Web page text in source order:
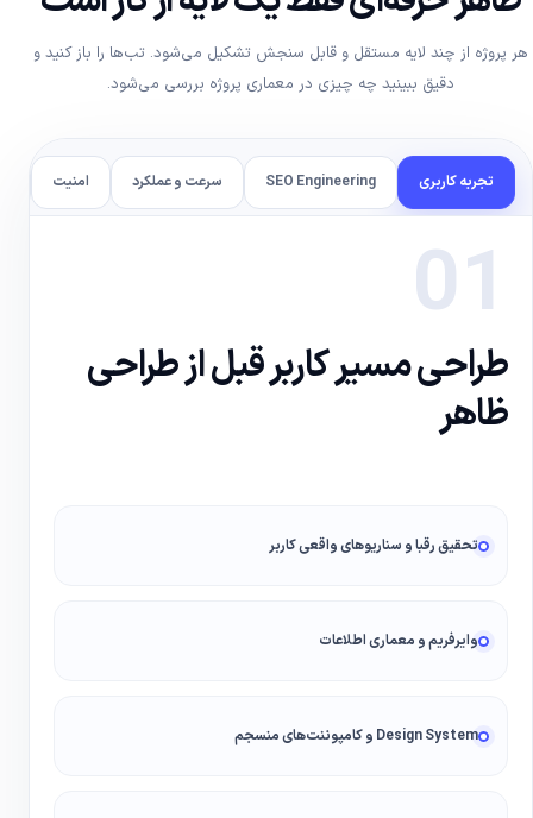
هر پروژه از چند لایه مستقل و قابل سنجش تشکیل می‌شود. تب‌ها را باز کنید و
دقیق ببینید چه چیزی در معماری پروژه بررسی می‌شود.
تجربه کاربری SEO Engineering سرعت و عملکرد امنیت
01
طراحی مسیر کاربر قبل از طراحی
ظاهر
تحقیق رقبا و سناریوهای واقعی کاربر
وایرفریم و معماری اطلاعات
Design System و کامپوننت‌های منسجم